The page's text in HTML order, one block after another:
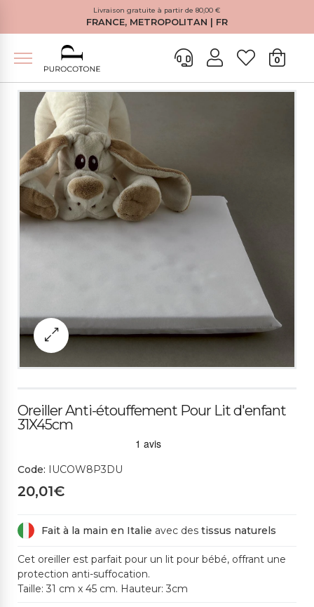
Livraison gratuite à partir de 80,00 €
FRANCE, METROPOLITAN | FR
0
Oreiller Anti-étouffement Pour Lit d'enfant
31X45cm
Code: IUCOW8P3DU
20,01€
Fait à la main en Italie avec des tissus naturels
Cet oreiller est parfait pour un lit pour bébé, offrant une
protection anti-suffocation.
Taille: 31 cm x 45 cm. Hauteur: 3cm